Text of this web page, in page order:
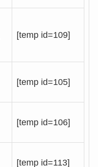
[temp id=109]
[temp id=105]
[temp id=106]
[temp id=113]